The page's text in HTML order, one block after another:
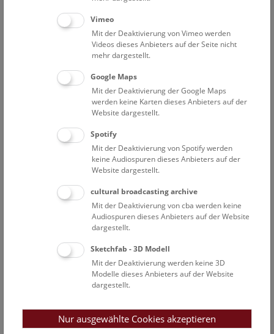
Die Show startet pünktlich auf Deck50.
Bitte 15 Minuten vor Beginn kommen!
Kinder mit WIENXTRA-Ferienspiel-Pass gratis.
ermäßigten Eintritt von € 6. Jede weitere Begleitperson € 18.
Treffpunkt auf Deck 50.
erforderlich, Gruppen willkommen!
01 52177-335 (Mo, 14:00-17:00 Uhr; Mi bis Fr, 09:00-
Vimeo
Mit der Deaktivierung von Vimeo werden
Videos dieses Anbieters auf der Seite nicht
mehr dargestellt.
Google Maps
Mit der Deaktivierung der Google Maps
werden keine Karten dieses Anbieters auf der
Website dargestellt.
Spotify
Mit der Deaktivierung von Spotify werden
keine Audiospuren dieses Anbieters auf der
Website dargestellt.
cultural broadcasting archive
Mit der Deaktivierung von cba werden keine
Audiospuren dieses Anbieters auf der Website
dargestellt.
Sketchfab - 3D Modell
Mit der Deaktivierung werden keine 3D
Modelle dieses Anbieters auf der Website
dargestellt.
Nur ausgewählte Cookies akzeptieren